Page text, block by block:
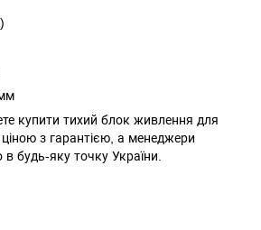
купити тихий блок живлення для
ціною з гарантією, а менеджери
будь-яку точку України.